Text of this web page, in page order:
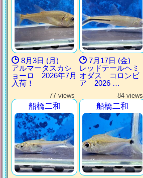
8月3日 (月)
アルマータスカシ
ョーロ 2026年7月
入荷！
7月17日 (金)
レッドテールヘミ
オダス コロンビ
ア 2026 …
77 views
船橋二和
84 views
船橋二和